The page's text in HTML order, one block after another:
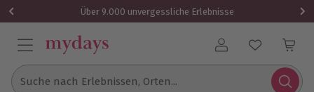
Über 9.000 unvergessliche Erlebnisse
Benutzerkonto
Suche nach Erlebnissen, Orten...